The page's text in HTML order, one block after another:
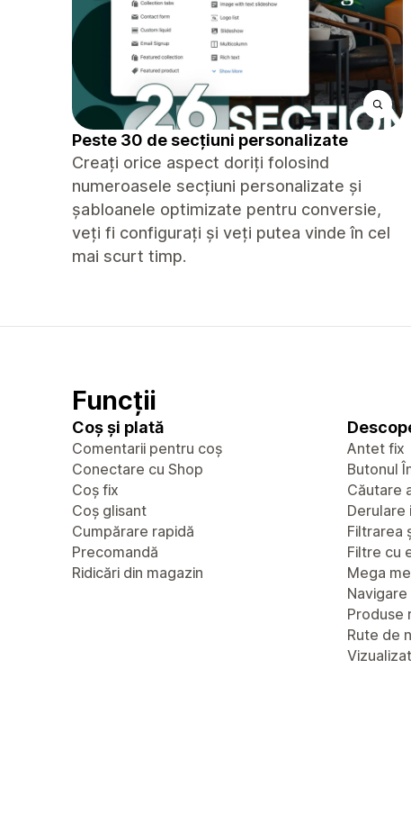
Peste 30 de secțiuni personalizate
Creați orice aspect doriți folosind
numeroasele secțiuni personalizate și
șabloanele optimizate pentru conversie,
veți fi configurați și veți putea vinde în cel
mai scurt timp.
Funcții
Coș și plată
Comentarii pentru coș
Conectare cu Shop
Coș fix
Coș glisant
Cumpărare rapidă
Precomandă
Ridicări din magazin
Antet fix
Butonul
Căutare
Derulare
Filtrarea
Filtre cu
Mega
Produse
Rute de